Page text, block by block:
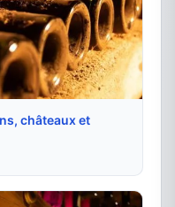
châteaux et